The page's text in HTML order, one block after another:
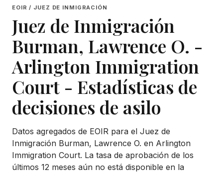
EOIR / JUEZ DE INMIGRACIÓN
Juez de Inmigración
Burman, Lawrence O. -
Arlington Immigration
Court - Estadísticas de
decisiones de asilo
Datos agregados de EOIR para el Juez de
Inmigración Burman, Lawrence O. en Arlington
Immigration Court. La tasa de aprobación de los
últimos 12 meses aún no está disponible en la